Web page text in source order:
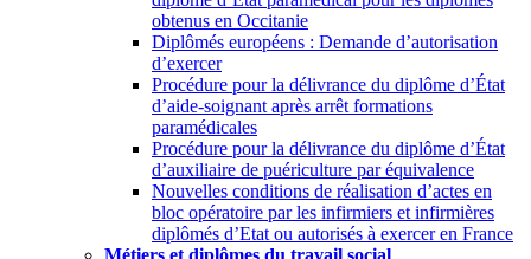
obtenus en Occitanie
Diplômés européens : Demande d’autorisation
d’exercer
Procédure pour la délivrance du diplôme d’État
d’aide-soignant après arrêt formations
paramédicales
Procédure pour la délivrance du diplôme d’État
d’auxiliaire de puériculture par équivalence
Nouvelles conditions de réalisation d’actes en
bloc opératoire par les infirmiers et infirmières
diplômés d’Etat ou autorisés à exercer en France
Métiers et diplômes du travail social